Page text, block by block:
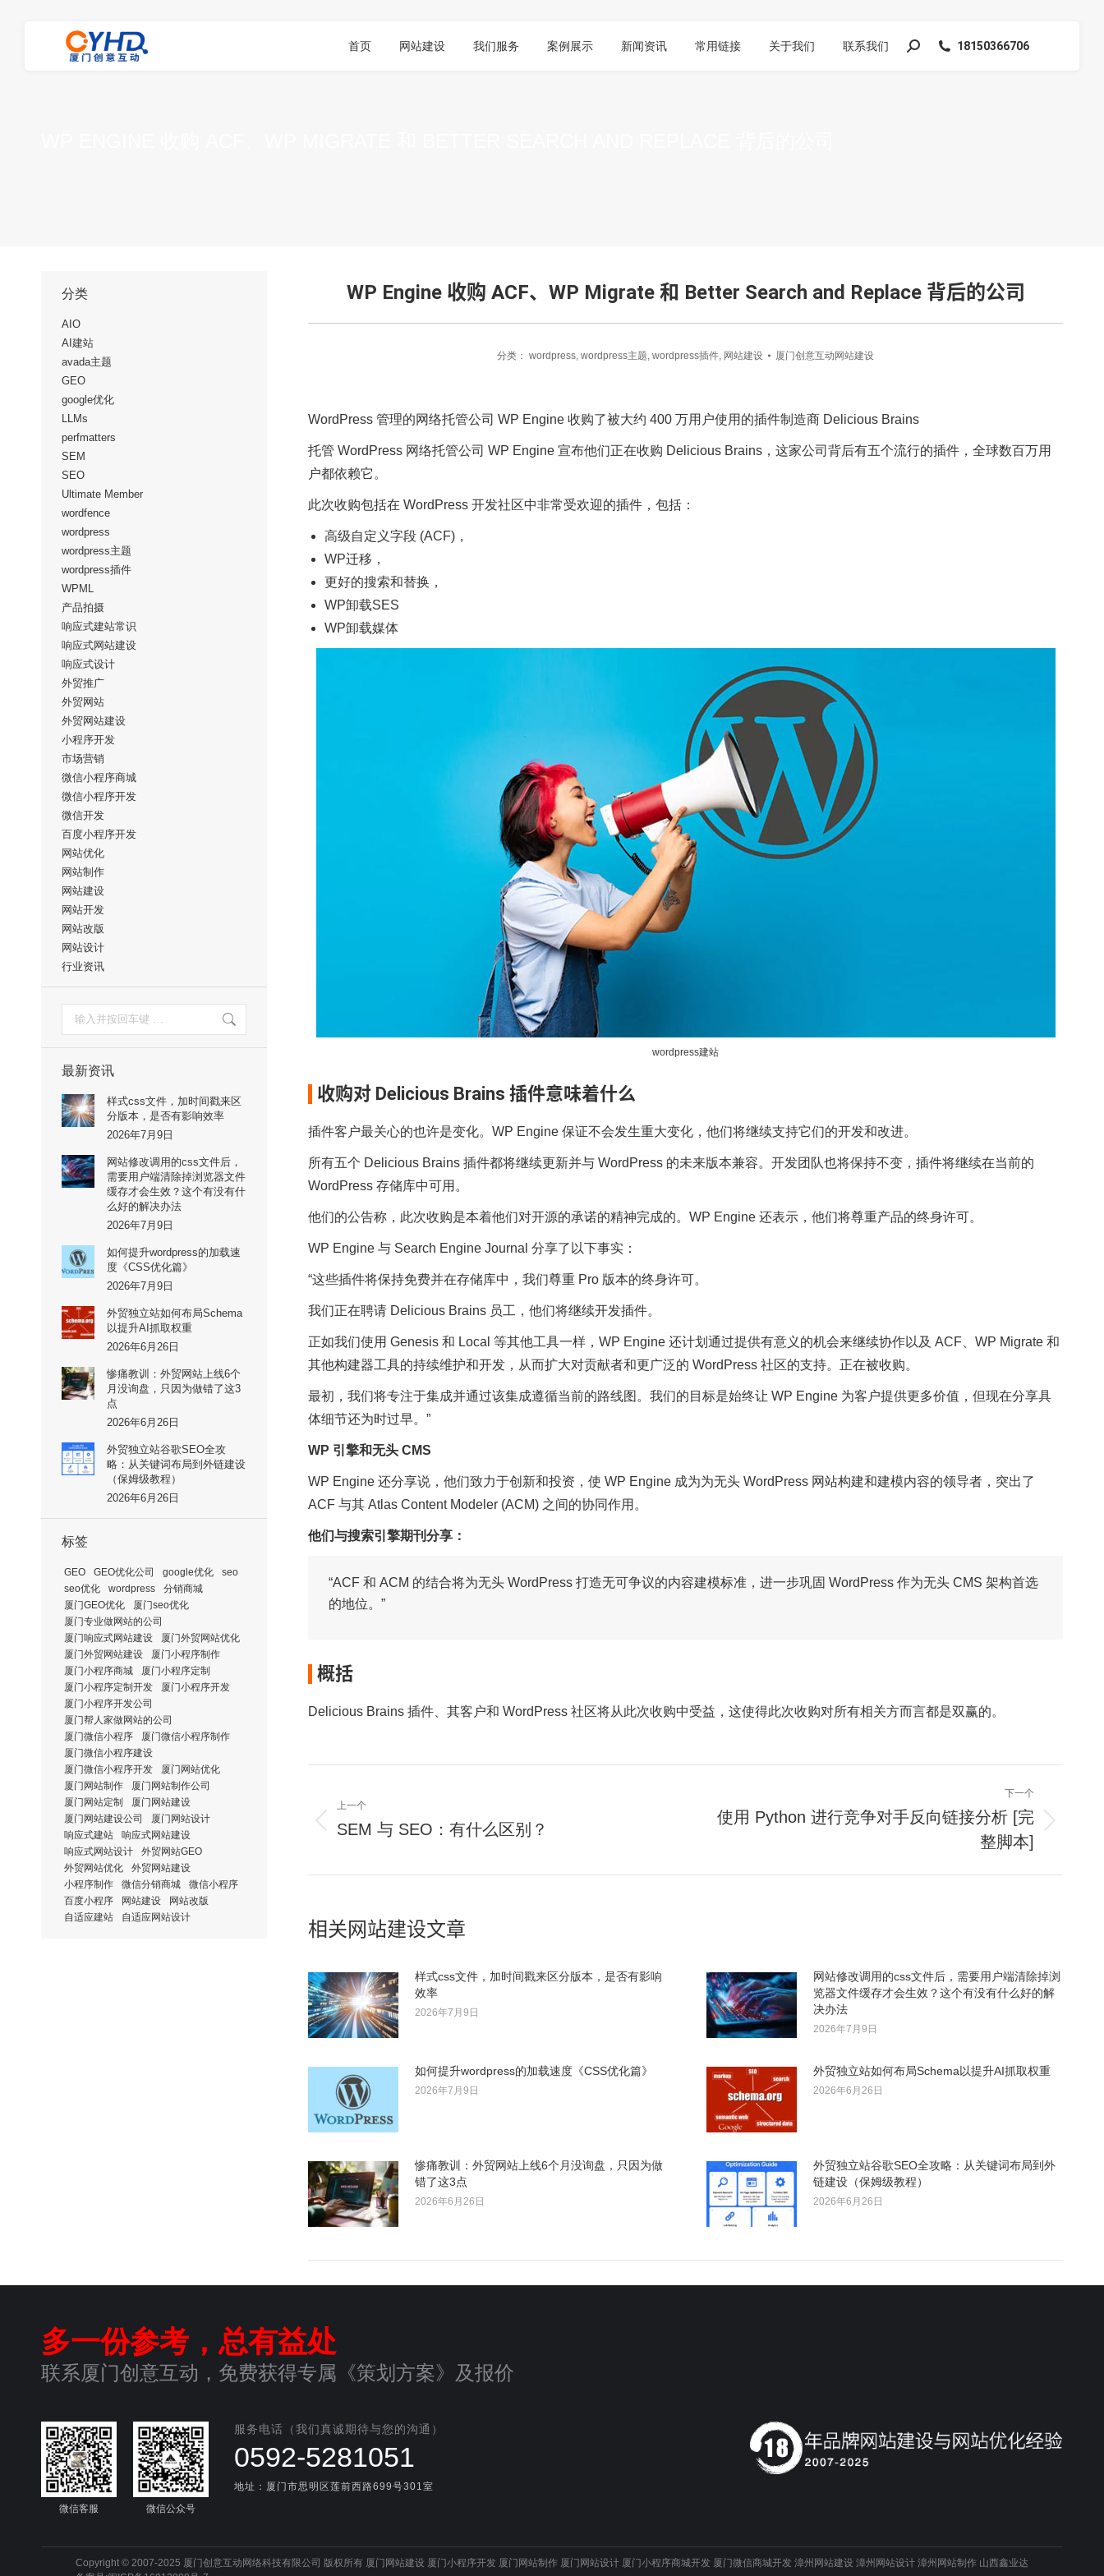
首页 网站建设 我们服务 案例展示 新闻资讯 常用链接 关于我们 联系我们
搜
18150366706
WP Engine 收购 ACF、WP Migrate 和 Better Search and Replace 背后的公司
分类： wordpress, wordpress主题, wordpress插件, 网站建设 厦门创意互动网站建设
WordPress 管理的网络托管公司 WP Engine 收购了被大约 400 万用户使用的插件制造商 Delicious Brains
托管 WordPress 网络托管公司 WP Engine 宣布他们正在收购 Delicious Brains，这家公司背后有五个流行的插件，全球数百万用
户都依赖它。
此次收购包括在 WordPress 开发社区中非常受欢迎的插件，包括：
高级自定义字段 (ACF)，
WP迁移，
更好的搜索和替换，
WP卸载SES
WP卸载媒体
wordpress建站
收购对 Delicious Brains 插件意味着什么
插件客户最关心的也许是变化。WP Engine 保证不会发生重大变化，他们将继续支持它们的开发和改进。
所有五个 Delicious Brains 插件都将继续更新并与 WordPress 的未来版本兼容。开发团队也将保持不变，插件将继续在当前的
WordPress 存储库中可用。
他们的公告称，此次收购是本着他们对开源的承诺的精神完成的。WP Engine 还表示，他们将尊重产品的终身许可。
WP Engine 与 Search Engine Journal 分享了以下事实：
“这些插件将保持免费并在存储库中，我们尊重 Pro 版本的终身许可。
我们正在聘请 Delicious Brains 员工，他们将继续开发插件。
正如我们使用 Genesis 和 Local 等其他工具一样，WP Engine 还计划通过提供有意义的机会来继续协作以及 ACF、WP Migrate 和
其他构建器工具的持续维护和开发，从而扩大对贡献者和更广泛的 WordPress 社区的支持。正在被收购。
最初，我们将专注于集成并通过该集成遵循当前的路线图。我们的目标是始终让 WP Engine 为客户提供更多价值，但现在分享具
体细节还为时过早。”
WP 引擎和无头 CMS
WP Engine 还分享说，他们致力于创新和投资，使 WP Engine 成为为无头 WordPress 网站构建和建模内容的领导者，突出了
ACF 与其 Atlas Content Modeler (ACM) 之间的协同作用。
他们与搜索引擎期刊分享：
“ACF 和 ACM 的结合将为无头 WordPress 打造无可争议的内容建模标准，进一步巩固 WordPress 作为无头 CMS 架构首选
的地位。”
概括
Delicious Brains 插件、其客户和 WordPress 社区将从此次收购中受益，这使得此次收购对所有相关方而言都是双赢的。
章
上一个
上
SEM 与 SEO：有什么区别？
下一个
下
使用 Python 进行竞争对手反向链接分析 [完
整脚本]
相关网站建设文章
样式css文件，加时间戳来区分版本，是否有影响
效率
2026年7月9日
网站修改调用的css文件后，需要用户端清除掉浏
览器文件缓存才会生效？这个有没有什么好的解
决办法
2026年7月9日
如何提升wordpress的加载速度《CSS优化篇》
2026年7月9日
外贸独立站如何布局Schema以提升AI抓取权重
2026年6月26日
惨痛教训：外贸网站上线6个月没询盘，只因为做
错了这3点
2026年6月26日
外贸独立站谷歌SEO全攻略：从关键词布局到外
链建设（保姆级教程）
2026年6月26日
分类
AIO
AI建站
avada主题
GEO
google优化
LLMs
perfmatters
SEM
SEO
Ultimate Member
wordfence
wordpress
wordpress主题
wordpress插件
WPML
产品拍摄
响应式建站常识
响应式网站建设
响应式设计
外贸推广
外贸网站
外贸网站建设
小程序开发
市场营销
微信小程序商城
微信小程序开发
微信开发
百度小程序开发
网站优化
网站制作
网站建设
网站开发
网站改版
网站设计
行业资讯
索：
最新资讯
样式css文件，加时间戳来区
分版本，是否有影响效率
2026年7月9日
网站修改调用的css文件后，
需要用户端清除掉浏览器文件
缓存才会生效？这个有没有什
么好的解决办法
2026年7月9日
如何提升wordpress的加载速
度《CSS优化篇》
2026年7月9日
外贸独立站如何布局Schema
以提升AI抓取权重
2026年6月26日
惨痛教训：外贸网站上线6个
月没询盘，只因为做错了这3
点
2026年6月26日
外贸独立站谷歌SEO全攻
略：从关键词布局到外链建设
（保姆级教程）
2026年6月26日
标签
GEO GEO优化公司 google优化
seo
seo优化
wordpress
分销商城
厦门GEO优化
厦门seo优化
厦门专业做网站的公司
厦门响应式网站建设
厦门外贸网站优化
厦门外贸网站建设
厦门小程序制作
厦门小程序商城
厦门小程序定制
厦门小程序定制开发
厦门小程序开发
厦门小程序开发公司
厦门帮人家做网站的公司
厦门微信小程序
厦门微信小程序制作
厦门微信小程序建设
厦门微信小程序开发
厦门网站优化
厦门网站制作
厦门网站制作公司
厦门网站定制
厦门网站建设
厦门网站建设公司
厦门网站设计
响应式建站
响应式网站建设
响应式网站设计
外贸网站GEO
外贸网站优化
外贸网站建设
小程序制作
微信分销商城
微信小程序
百度小程序
网站建设
网站改版
自适应建站
自适应网站设计
多一份参考，总有益处
联系厦门创意互动，免费获得专属《策划方案》及报价
微信客服 微信公众号
服务电话（我们真诚期待与您的沟通）
0592-5281051
地址：厦门市思明区莲前西路699号301室
Copyright © 2007-2025 厦门创意互动网络科技有限公司 版权所有 厦门网站建设 厦门小程序开发 厦门网站制作 厦门网站设计 厦门小程序商城开发 厦门微信商城开发 漳州网站建设 漳州网站设计 漳州网站制作 山西鑫业达